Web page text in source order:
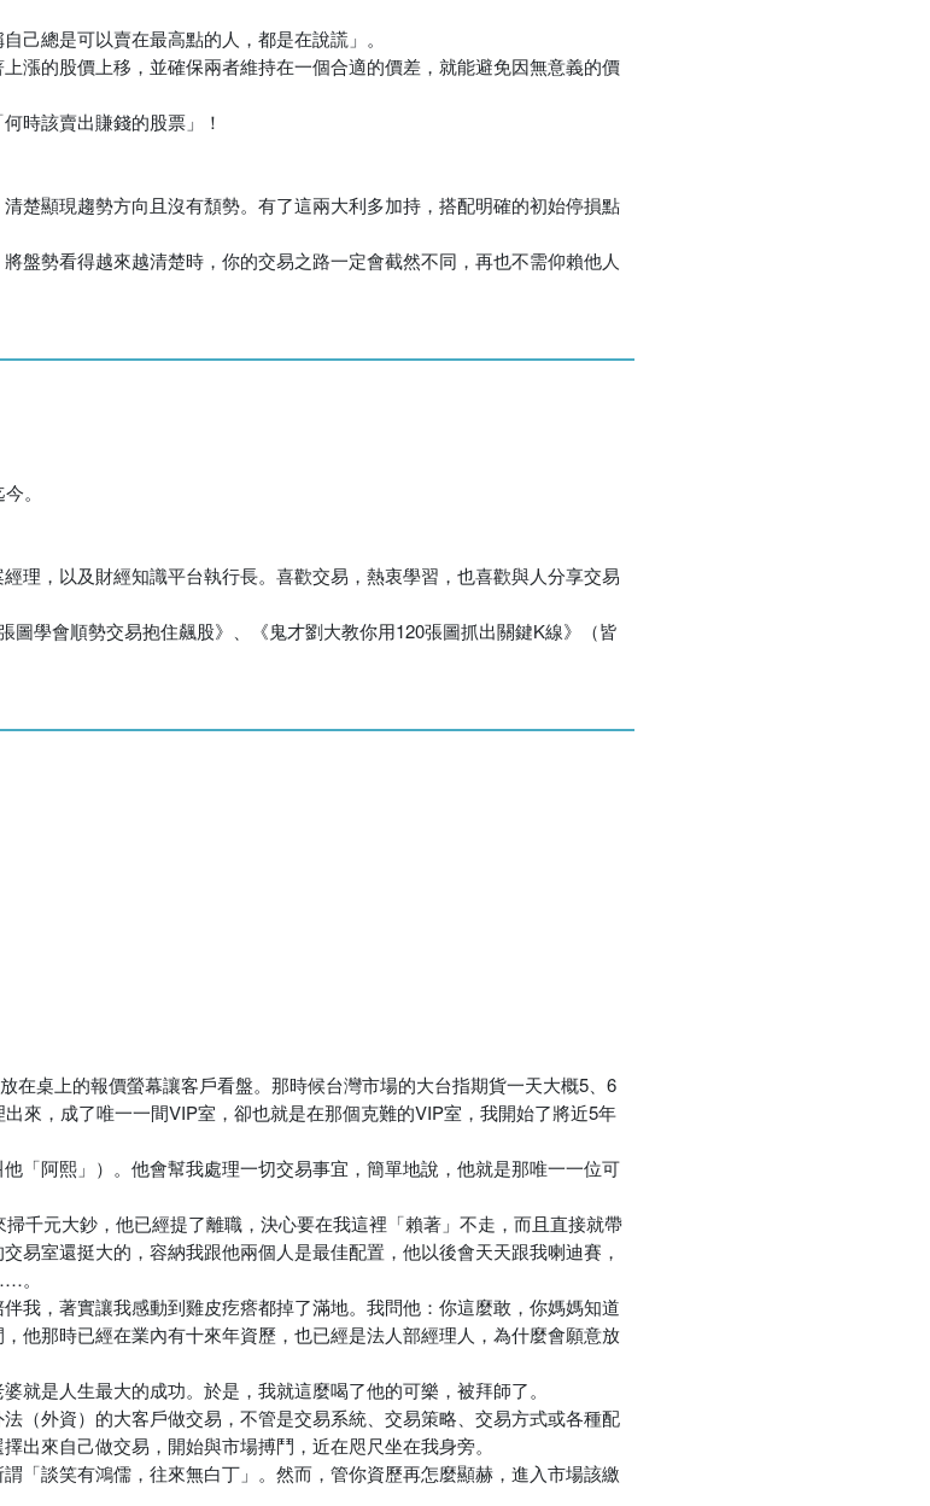
己總是可以賣在最高點的人，都是在說謊」。
漲的股價上移，並確保兩者維持在一個合適的價差，就能避免因無意義的價
時該賣出賺錢的股票」！
楚顯現趨勢方向且沒有頹勢。有了這兩大利多加持，搭配明確的初始停損點
盤勢看得越來越清楚時，你的交易之路一定會截然不同，再也不需仰賴他人
。
理，以及財經知識平台執行長。喜歡交易，熱衷學習，也喜歡與人分享交易
學會順勢交易抱住飆股》、《鬼才劉大教你用120張圖抓出關鍵K線》（皆
在桌上的報價螢幕讓客戶看盤。那時候台灣市場的大台指期貨一天大概5、6
來，成了唯一一間VIP室，卻也就是在那個克難的VIP室，我開始了將近5年
「阿熙」）。他會幫我處理一切交易事宜，簡單地說，他就是那唯一一位可
千元大鈔，他已經提了離職，決心要在我這裡「賴著」不走，而且直接就帶
易室還挺大的，容納我跟他兩個人是最佳配置，他以後會天天跟我喇迪賽，
。
我，著實讓我感動到雞皮疙瘩都掉了滿地。我問他：你這麼敢，你媽媽知道
他那時已經在業內有十來年資歷，也已經是法人部經理人，為什麼會願意放
是人生最大的成功。於是，我就這麼喝了他的可樂，被拜師了。
（外資）的大客戶做交易，不管是交易系統、交易策略、交易方式或各種配
來自己做交易，開始與市場搏鬥，近在咫尺坐在我身旁。
「談笑有鴻儒，往來無白丁」。然而，管你資歷再怎麼顯赫，進入市場該繳